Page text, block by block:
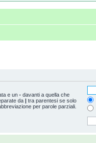
e un - davanti a quella che
da
tra parentesi se solo
per parole parziali.